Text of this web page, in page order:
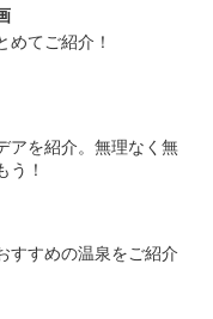
めてご紹介！
アを紹介。無理なく無
う！
すすめの温泉をご紹介